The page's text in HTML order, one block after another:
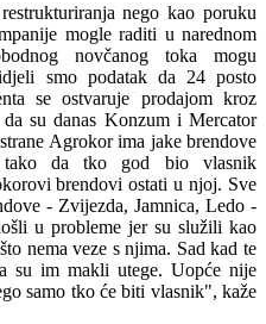
nego kao poruku
mogle raditi u narednom
novčanog toka mogu
smo podatak da 24 posto
se ostvaruje prodajom kroz
su danas Konzum i Mercator
Agrokor ima jake brendove
da tko god bio vlasnik
brendovi ostati u njoj. Sve
- Zvijezda, Jamnica, Ledo -
u probleme jer su služili kao
nema veze s njima. Sad kad te
su im makli utege. Uopće nije
samo tko će biti vlasnik", kaže